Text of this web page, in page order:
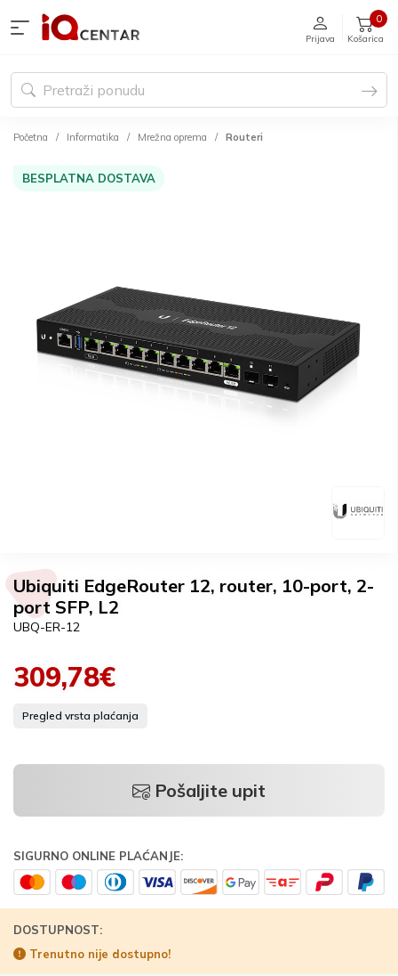
Prijava Košarica
0
Početna Informatika Mrežna oprema Routeri
BESPLATNA DOSTAVA
Ubiquiti EdgeRouter 12, router, 10-port, 2-
port SFP, L2
UBQ-ER-12
309,78€
Pregled vrsta plaćanja
Pošaljite upit
SIGURNO ONLINE PLAĆANJE:
DOSTUPNOST:
Trenutno nije dostupno!